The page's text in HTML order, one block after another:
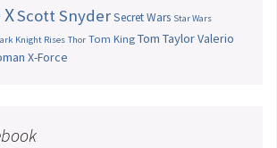
Scott SnyderSecret Wars Star Wars
Knight Rises Thor Tom King Tom TaylorValerio
X-Force